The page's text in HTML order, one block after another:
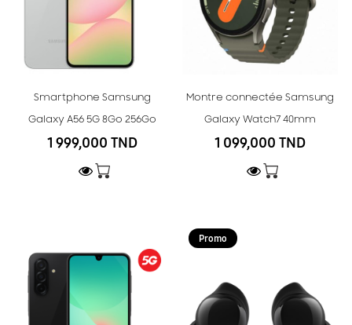
Smartphone Samsung
Galaxy A56 5G 8Go 256Go
1 999,000 TND
Montre connectée Samsung
Galaxy Watch7 40mm
1 099,000 TND
Promo